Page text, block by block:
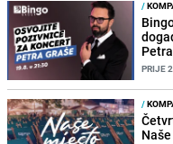
/
PRIJE
/